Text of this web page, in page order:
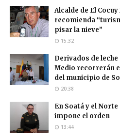
Alcalde de El
recomienda
pisar la nieve”
15:32
Derivados de
Medio recorrerán
del municipio de
20:38
En Soatá y el
impone el orden
13:44